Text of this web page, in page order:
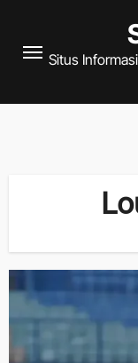
content Situs